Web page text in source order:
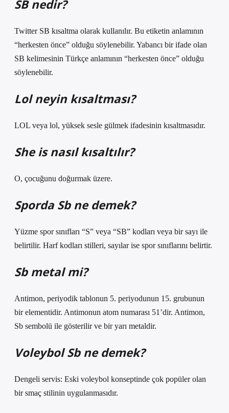
SB nedir?
Twitter SB kısaltma olarak kullanılır. Bu etiketin anlamının
“herkesten önce” olduğu söylenebilir. Yabancı bir ifade olan
SB kelimesinin Türkçe anlamının “herkesten önce” olduğu
söylenebilir.
Lol neyin kısaltması?
LOL veya lol, yüksek sesle gülmek ifadesinin kısaltmasıdır.
She is nasıl kısaltılır?
O, çocuğunu doğurmak üzere.
Sporda Sb ne demek?
Yüzme spor sınıfları “S” veya “SB” kodları veya bir sayı ile
belirtilir. Harf kodları stilleri, sayılar ise spor sınıflarını belirtir.
Sb metal mi?
Antimon, periyodik tablonun 5. periyodunun 15. grubunun
bir elementidir. Antimonun atom numarası 51’dir. Antimon,
Sb sembolü ile gösterilir ve bir yarı metaldir.
Voleybol Sb ne demek?
Dengeli servis: Eski voleybol konseptinde çok popüler olan
bir smaç stilinin uygulanmasıdır.